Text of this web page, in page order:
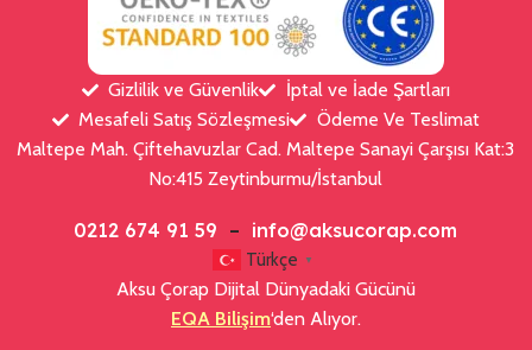
Gizlilik ve Güvenlik
İptal ve İade Şartları
Mesafeli Satış Sözleşmesi
Ödeme Ve Teslimat
Maltepe Mah. Çiftehavuzlar Cad. Maltepe Sanayi Çarşısı Kat:3
No:415 Zeytinburmu/İstanbul
0212 674 91 59 – info@aksucorap.com
Türkçe ▼
Aksu Çorap Dijital Dünyadaki Gücünü
EQA Bilişim‘den Alıyor.